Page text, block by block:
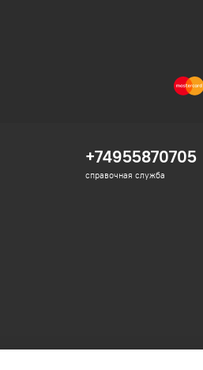
+74955870705
справочная служба